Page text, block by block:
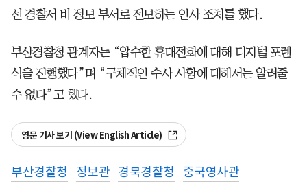
선 경찰서 비 정보 부서로 전보하는 인사 조처를 했다.
부산경찰청 관계자는 “압수한 휴대전화에 대해 디지털 포렌
식을 진행했다”며 “구체적인 수사 사항에 대해서는 알려줄
수 없다”고 했다.
영문 기사 보기 (View English Article)
부산경찰청 정보관 경북경찰청 중국영사관